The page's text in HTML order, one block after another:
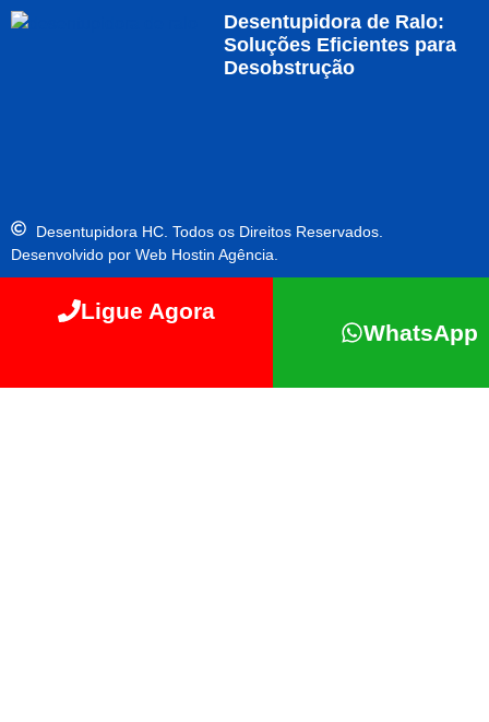
Desentupidora de Ralo:
Soluções Eficientes para
Desobstrução
Desentupidora HC. Todos os Direitos Reservados.
Desenvolvido por Web Hostin Agência.
Ligue Agora
WhatsApp